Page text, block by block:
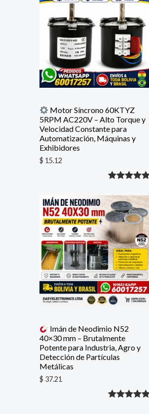
avaloración
de un
cliente
Motor Síncrono 60KTYZ
5RPM AC220V – Alto Torque y
Velocidad Constante para
Automatización, Máquinas y
Exhibidores
$ 15.12
con5.00 de
5 en base
avaloración
de un
cliente
Imán de Neodimio N52
40×30 mm – Brutalmente
Potente para Industria, Agro y
Detección de Partículas
Metálicas
$ 37.21